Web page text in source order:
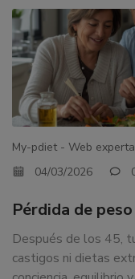
My-pdiet - Web
04/03/2026
Pérdida de
Después de los 45,
castigos ni dietas